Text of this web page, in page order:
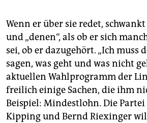
Wenn er über sie redet,
und „denen“, als ob er sich
sei, ob er dazugehört. „Ich muss
sagen, was geht und was nicht
aktuellen Wahlprogramm der
freilich einige Sachen, die ihm
Beispiel: Mindestlohn. Die Partei
Kipping und Bernd Riexinger